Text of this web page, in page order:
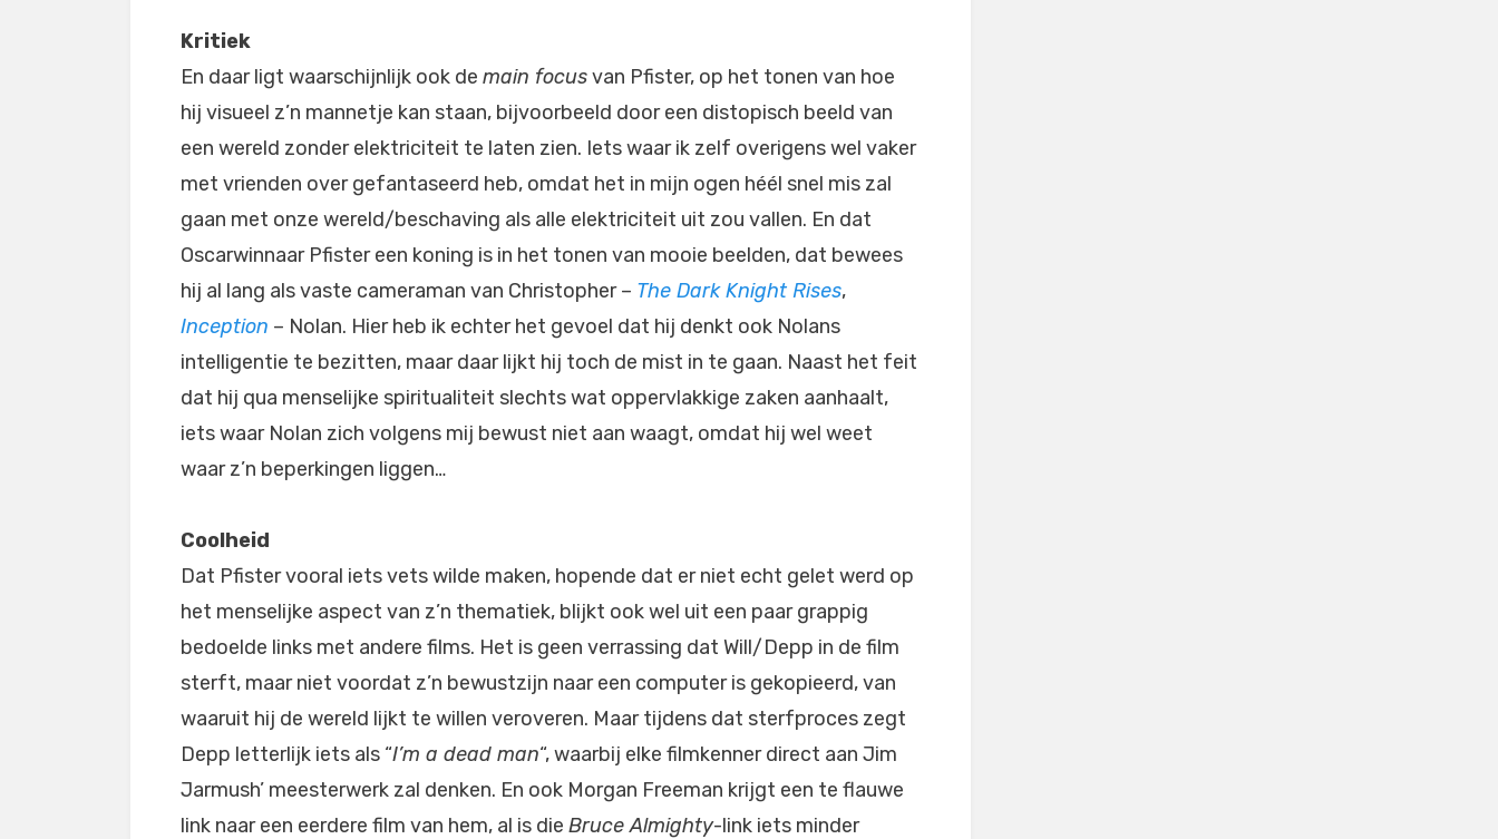
Kritiek
En daar ligt waarschijnlijk ook de main focusvan Pfister, op het tonen van hoe
hij visueel z’n mannetje kan staan, bijvoorbeeld door een distopisch beeld van
een wereld zonder elektriciteit te laten zien. Iets waar ik zelf overigens wel vaker
met vrienden over gefantaseerd heb, omdat het in mijn ogen héél snel mis zal
gaan met onze wereld/beschaving als alle elektriciteit uit zou vallen. En dat
Oscarwinnaar Pfister een koning is in het tonen van mooie beelden, dat bewees
hij al lang als vaste cameraman van Christopher – The Dark Knight Rises,
Inception – Nolan. Hier heb ik echter het gevoel dat hij denkt ook Nolans
intelligentie te bezitten, maar daar lijkt hij toch de mist in te gaan. Naast het feit
dat hij qua menselijke spiritualiteit slechts wat oppervlakkige zaken aanhaalt,
iets waar Nolan zich volgens mij bewust niet aan waagt, omdat hij wel weet
waar z’n beperkingen liggen…
Coolheid
Dat Pfister vooral iets vets wilde maken, hopende dat er niet echt gelet werd op
het menselijke aspect van z’n thematiek, blijkt ook wel uit een paar grappig
bedoelde links met andere films. Het is geen verrassing dat Will/Depp in de film
sterft, maar niet voordat z’n bewustzijn naar een computer is gekopieerd, van
waaruit hij de wereld lijkt te willen veroveren. Maar tijdens dat sterfproces zegt
Depp letterlijk iets als “I’m a dead man“, waarbij elke filmkenner direct aan Jim
Jarmush’ meesterwerk zal denken. En ook Morgan Freeman krijgt een te flauwe
link naar een eerdere film van hem, al is die Bruce Almighty-link iets minder